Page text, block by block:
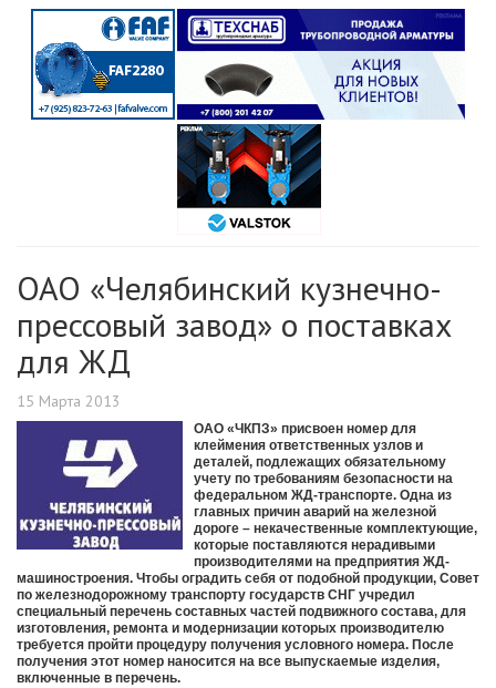
ОАО «Челябинский кузнечно-
прессовый завод» о поставках
для ЖД
15 Марта 2013
ОАО «ЧКПЗ» присвоен номер для
клеймения ответственных узлов и
деталей, подлежащих обязательному
учету по требованиям безопасности на
федеральном ЖД-транспорте. Одна из
главных причин аварий на железной
дороге – некачественные комплектующие,
которые поставляются нерадивыми
производителями на предприятия ЖД-
машиностроения. Чтобы оградить себя от подобной продукции, Совет
по железнодорожному транспорту государств СНГ учредил
специальный перечень составных частей подвижного состава, для
изготовления, ремонта и модернизации которых производителю
требуется пройти процедуру получения условного номера. После
получения этот номер наносится на все выпускаемые изделия,
включенные в перечень.